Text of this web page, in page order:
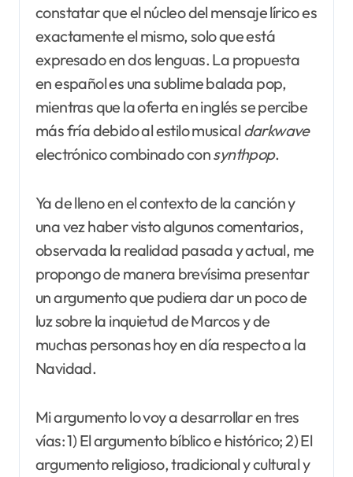
constatar que el núcleo del mensaje lírico es
exactamente el mismo, solo que está
expresado en dos lenguas. La propuesta
en español es una sublime balada pop,
mientras que la oferta en inglés se percibe
más fría debido al estilo musical darkwave
electrónico combinado consynthpop.
Ya de lleno en el contexto de la canción y
una vez haber visto algunos comentarios,
observada la realidad pasada y actual, me
propongo de manera brevísima presentar
un argumento que pudiera dar un poco de
luz sobre la inquietud de Marcos y de
muchas personas hoy en día respecto a la
Navidad.
Mi argumento lo voy a desarrollar en tres
vías: 1) El argumento bíblico e histórico; 2) El
argumento religioso, tradicional y cultural y